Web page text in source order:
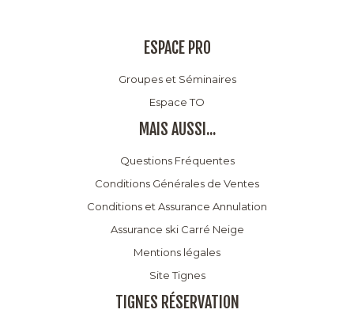
ESPACE PRO
Groupes et Séminaires
Espace TO
MAIS AUSSI...
Questions Fréquentes
Conditions Générales de Ventes
Conditions et Assurance Annulation
Assurance ski Carré Neige
Mentions légales
Site Tignes
TIGNES RÉSERVATION